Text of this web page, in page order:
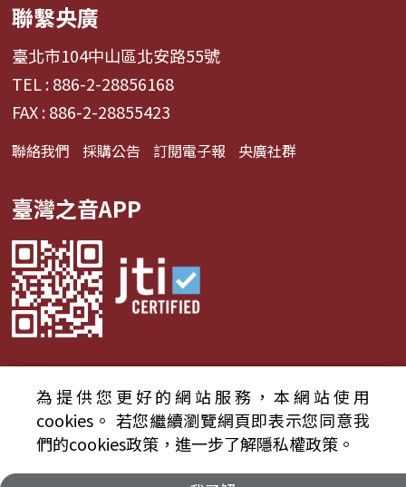
聯繫央廣
臺北市104中山區北安路55號
TEL : 886-2-28856168
FAX : 886-2-28855423
聯絡我們 採購公告 訂閱電子報 央廣社群
臺灣之音APP
© 2024財團法人中央廣播電臺 版權所有
資通安全政策聲明
服務條款 隱私權條款
為提供您更好的網站服務，本網站使用
cookies。 若您繼續瀏覽網頁即表示您同意我
們的cookies政策，進一步了解隱私權政策。